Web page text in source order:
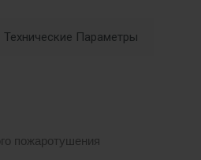
Технические Параметры
пожаротушения